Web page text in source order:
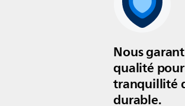
Nous
qualité
tranquillité
durable.